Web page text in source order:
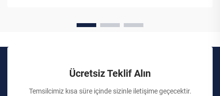
Ücretsiz Teklif Alın
Temsilcimiz kısa süre içinde sizinle iletişime geçecektir.